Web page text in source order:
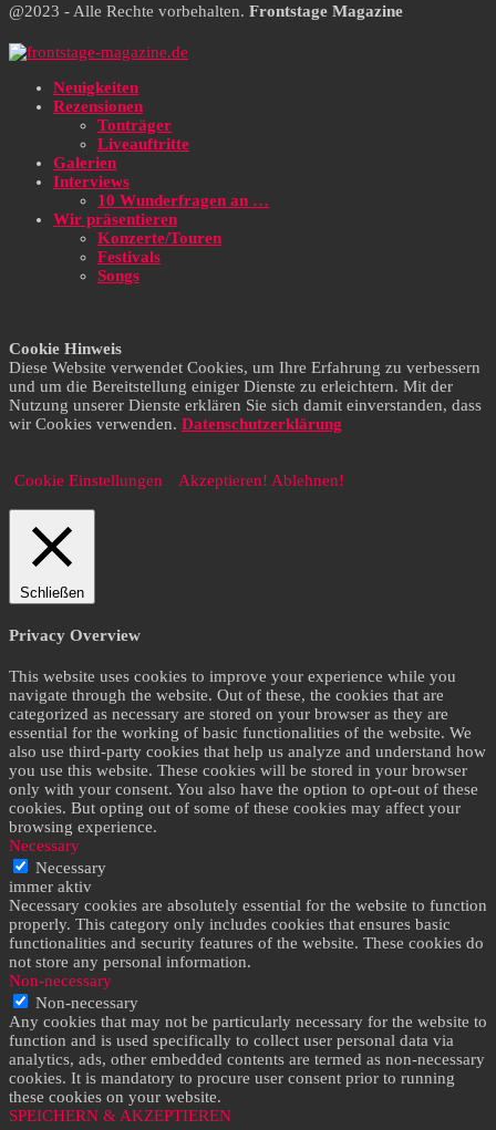
@2023 - Alle Rechte vorbehalten. Frontstage Magazine
Neuigkeiten
Rezensionen
Tonträger
Liveauftritte
Galerien
Interviews
10 Wunderfragen an …
Wir präsentieren
Konzerte/Touren
Festivals
Songs
Cookie Hinweis
Diese Website verwendet Cookies, um Ihre Erfahrung zu verbessern
und um die Bereitstellung einiger Dienste zu erleichtern. Mit der
Nutzung unserer Dienste erklären Sie sich damit einverstanden, dass
wir Cookies verwenden. Datenschutzerklärung
Cookie Einstellungen Akzeptieren! Ablehnen!
Schließen
Privacy Overview
This website uses cookies to improve your experience while you
navigate through the website. Out of these, the cookies that are
categorized as necessary are stored on your browser as they are
essential for the working of basic functionalities of the website. We
also use third-party cookies that help us analyze and understand how
you use this website. These cookies will be stored in your browser
only with your consent. You also have the option to opt-out of these
cookies. But opting out of some of these cookies may affect your
browsing experience.
Necessary
Necessary
immer aktiv
Necessary cookies are absolutely essential for the website to function
properly. This category only includes cookies that ensures basic
functionalities and security features of the website. These cookies do
not store any personal information.
Non-necessary
Non-necessary
Any cookies that may not be particularly necessary for the website to
function and is used specifically to collect user personal data via
analytics, ads, other embedded contents are termed as non-necessary
cookies. It is mandatory to procure user consent prior to running
these cookies on your website.
SPEICHERN & AKZEPTIEREN